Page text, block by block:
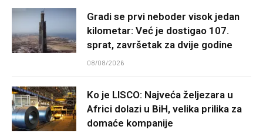
Gradi se prvi neboder visok jedan
kilometar: Već je dostigao 107.
sprat, završetak za dvije godine
08/08/2026
Ko je LISCO: Najveća željezara u
Africi dolazi u BiH, velika prilika za
domaće kompanije